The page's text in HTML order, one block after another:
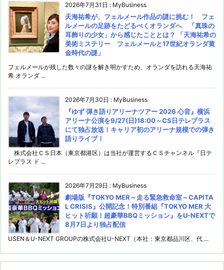
2026年7月31日 : MyBusiness
天海祐希が、フェルメール作品の謎に挑む！ フェ
ルメールの足跡をたどるべくオランダへ 「真珠の
耳飾りの少女」から感じたこととは？ 「天海祐希の
美術ミステリー フェルメールと17世紀オランダ黄
金時代の謎」
フェルメールが残した数々の謎を解き明かすため、オランダを訪れる天海祐
希 オランダ ...
2026年7月30日 : MyBusiness
『ゆず 弾き語りアリーナツアー 2026 心音』横浜
アリーナ公演を9/27(日)18:00～CS日テレプラス
にて独占放送！キャリア初のアリーナ規模での弾き
語りライブ！
株式会社ＣＳ日本（東京都港区）は当社が運営するＣＳチャンネル『日テ
レプラス ド ...
2026年7月29日 : MyBusiness
劇場版『TOKYO MER～走る緊急救命室～CAPITA
L CRISIS』公開記念！特別番組『TOKYO MER 大
ヒット祈願！超豪華BBQミッション』をU-NEXTで
8月7日より独占配信
USEN＆U-NEXT GROUPの株式会社U-NEXT（本社：東京都品川区、代 ...